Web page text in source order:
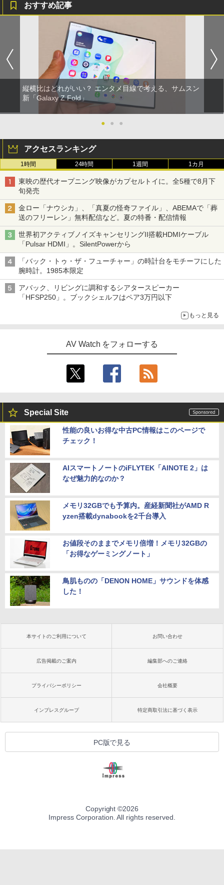
おすすめ記事
縦横比はどれがいい？ エンタメ目線で考える、サムスン
新「Galaxy Z Fold」
● ● ●
アクセスランキング
1時間 24時間 1週間 1カ月
東映の歴代オープニング映像がカプセルトイに。全5種で8月下
旬発売
金ロー「ナウシカ」、「真夏の怪奇ファイル」、ABEMAで「葬
送のフリーレン」無料配信など。夏の特番・配信情報
世界初アクティブノイズキャンセリングII搭載HDMIケーブル
「Pulsar HDMI」。SilentPowerから
「バック・トゥ・ザ・フューチャー」の時計台をモチーフにした
腕時計。1985本限定
アバック、リビングに調和するシアタースピーカー
「HFSP250」。ブックシェルフはペア3万円以下
もっと見る
AV Watch をフォローする
Special Site
性能の良いお得な中古PC情報はこのページで
チェック！
AIスマートノートのiFLYTEK「AINOTE 2」は
なぜ魅力的なのか？
メモリ32GBでも予算内。産経新聞社がAMD R
yzen搭載dynabookを2千台導入
お値段そのままでメモリ倍増！メモリ32GBの
「お得なゲーミングノート」
鳥肌ものの「DENON HOME」サウンドを体感
した！
本サイトのご利用について お問い合わせ
広告掲載のご案内 編集部へのご連絡
プライバシーポリシー 会社概要
インプレスグループ 特定商取引法に基づく表示
PC版で見る
Copyright ©2026
Impress Corporation. All rights reserved.